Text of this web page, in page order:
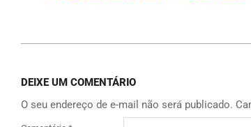
DEIXE UM COMENTÁRIO
O seu endereço de e-mail não será publicado.